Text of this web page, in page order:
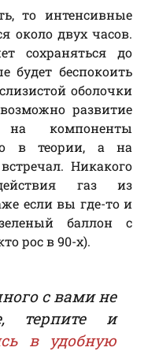
то интенсивные
около двух часов.
сохраняться до
будет беспокоить
оболочки
развитие
на компоненты
в теории, а на
Никакого
действия газ из
если вы где-то и
баллон с
рос в 90-х).
с вами не
терпите и
в удобную